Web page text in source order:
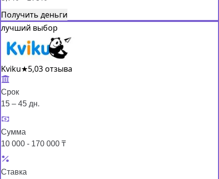
Получить деньги
лучший выбор
Kviku★5,03 отзыва
Срок
15 – 45 дн.
Сумма
10 000 - 170 000 ₸
Ставка